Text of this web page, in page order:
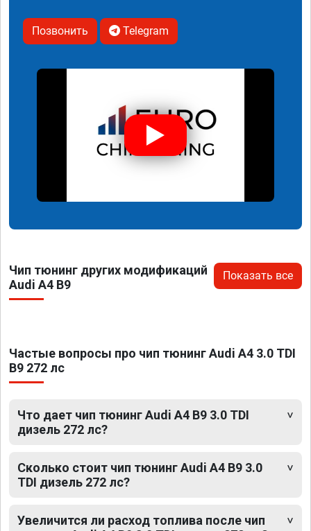
Позвонить Telegram
Чип тюнинг других модификаций
Audi A4 B9
Показать все
Частые вопросы про чип тюнинг Audi A4 3.0 TDI
B9 272 лс
Что дает чип тюнинг Audi A4 B9 3.0 TDI
дизель 272 лс?
Сколько стоит чип тюнинг Audi A4 B9 3.0
TDI дизель 272 лс?
Увеличится ли расход топлива после чип